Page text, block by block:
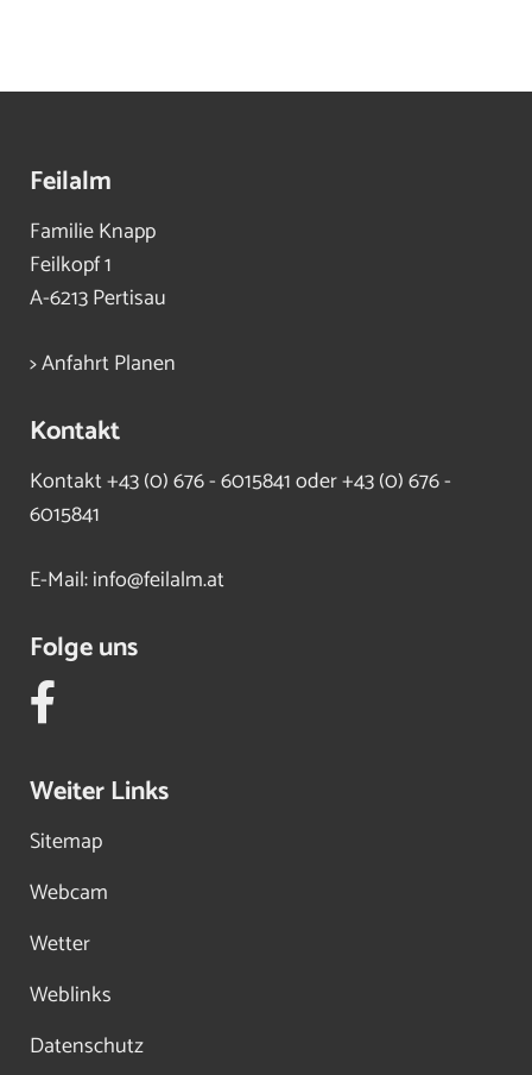
Feilalm
Familie Knapp
Feilkopf 1
A-6213 Pertisau
> Anfahrt Planen
Kontakt
Kontakt+43 (0) 676 - 6015841 oder +43 (0) 676 -
6015841
E-Mail:info@feilalm.at
Folge uns
Weiter Links
Sitemap
Webcam
Wetter
Weblinks
Datenschutz